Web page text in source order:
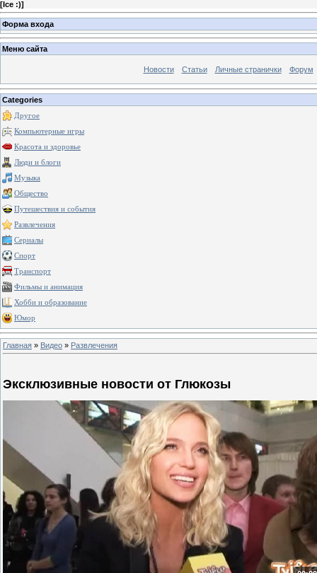
[Ice :)]
Форма входа
Меню сайта
Новости Статьи Личные странички Форум
Categories
Другое
Компьютерные игры
Красота и здоровье
Люди и блоги
Музыка
Общество
Путешествия и события
Развлечения
Сериалы
Спорт
Транспорт
Фильмы и анимация
Хобби и образование
Юмор
Главная » Видео » Развлечения
Эксклюзивные новости от Глюкозы